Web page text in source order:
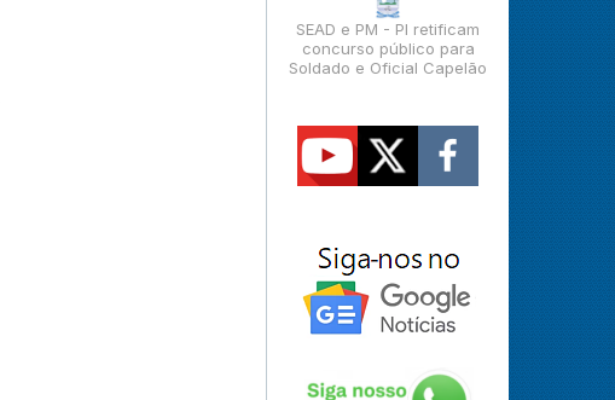
SEAD e PM - PI retificam
concurso público para
Soldado e Oficial Capelão